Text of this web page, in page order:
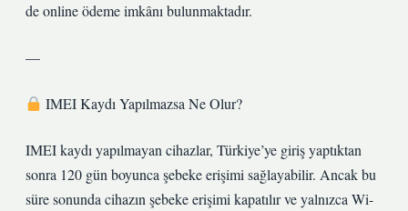
de online ödeme imkânı bulunmaktadır.
—
IMEI Kaydı Yapılmazsa Ne Olur?
IMEI kaydı yapılmayan cihazlar, Türkiye’ye giriş yaptıktan
sonra 120 gün boyunca şebeke erişimi sağlayabilir. Ancak bu
süre sonunda cihazın şebeke erişimi kapatılır ve yalnızca Wi-